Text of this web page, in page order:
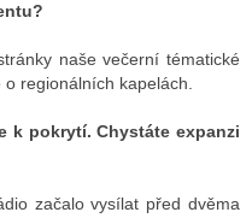
naše večerní tématické
regionálních kapelách.
k pokrytí. Chystáte expanzi
začalo vysílat před dvěma